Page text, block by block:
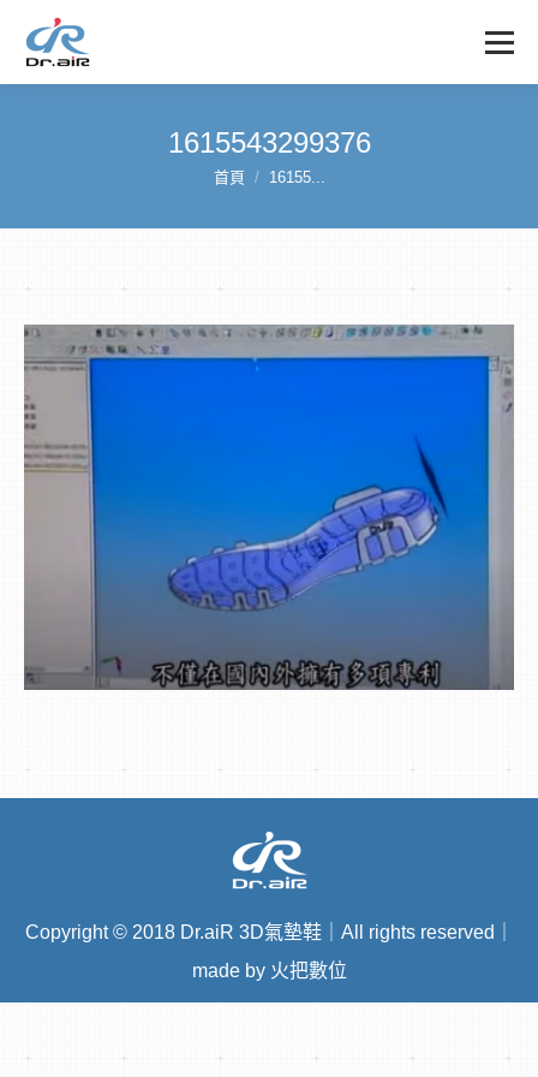
1615543299376
您在這裡：
首頁 16155...
Copyright©2018 Dr.aiR 3D氣墊鞋｜All rights reserved｜
made by 火把數位